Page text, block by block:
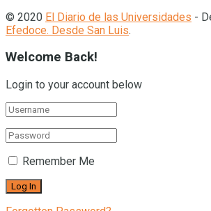
© 2020 El Diario de las Universidades -
Efedoce. Desde San Luis.
Welcome Back!
Login to your account below
Remember Me